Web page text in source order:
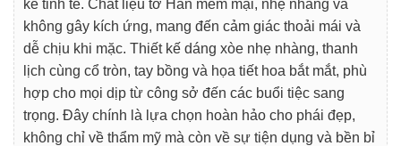
kế tinh tế. Chất liệu tơ Hàn mềm mại, nhẹ nhàng và
không gây kích ứng, mang đến cảm giác thoải mái và
dễ chịu khi mặc. Thiết kế dáng xòe nhẹ nhàng, thanh
lịch cùng cổ tròn, tay bồng và họa tiết hoa bắt mắt, phù
hợp cho mọi dịp từ công sở đến các buổi tiệc sang
trọng. Đây chính là lựa chọn hoàn hảo cho phái đẹp,
không chỉ về thẩm mỹ mà còn về sự tiện dụng và bền bỉ